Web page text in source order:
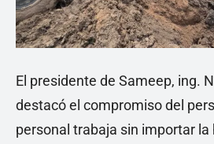
El presidente de Sameep, ing.
destacó el compromiso del
personal trabaja sin importar la